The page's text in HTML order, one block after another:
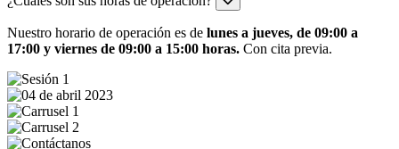
Nuestro horario de operación es de lunes a jueves, de 09:00 a
17:00 y viernes de 09:00 a 15:00 horas. Con cita previa.